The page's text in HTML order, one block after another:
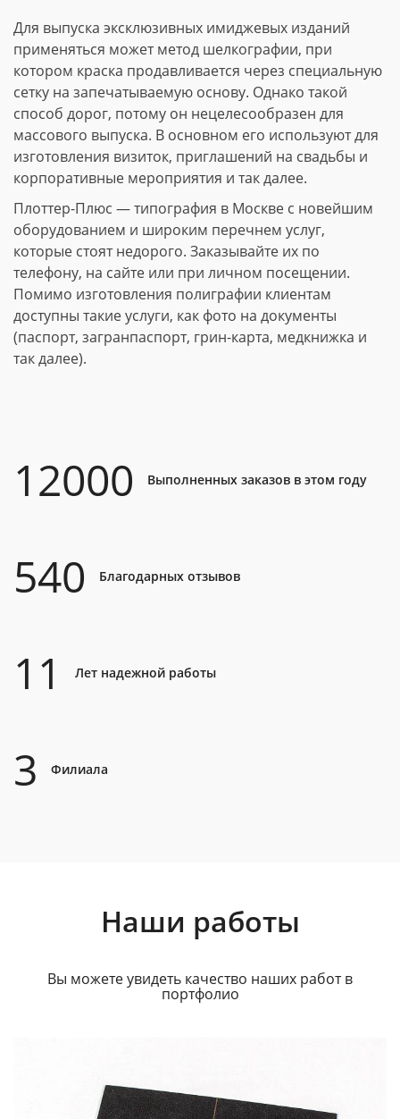
Для выпуска эксклюзивных имиджевых изданий
применяться может метод шелкографии, при
котором краска продавливается через специальную
сетку на запечатываемую основу. Однако такой
способ дорог, потому он нецелесообразен для
массового выпуска. В основном его используют для
изготовления визиток, приглашений на свадьбы и
корпоративные мероприятия и так далее.
Плоттер-Плюс — типография в Москве с новейшим
оборудованием и широким перечнем услуг,
которые стоят недорого. Заказывайте их по
телефону, на сайте или при личном посещении.
Помимо изготовления полиграфии клиентам
доступны такие услуги, как фото на документы
(паспорт, загранпаспорт, грин-карта, медкнижка и
так далее).
12000 Выполненных заказов в этом году
540 Благодарных отзывов
11 Лет надежной работы
3 Филиала
Наши работы
Вы можете увидеть качество наших работ в
портфолио